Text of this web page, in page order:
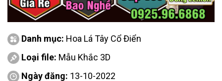
Danh mục: Hoa Lá Tây Cổ Điển
Loại file: Mẫu Khắc 3D
Ngày đăng: 13-10-2022